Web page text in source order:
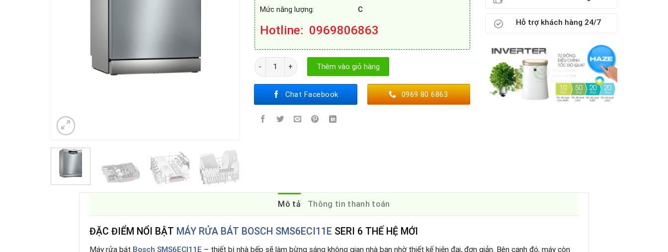
Mức năng lượng: C
Hotline: 0969806863
MÁY RỬA BÁT BOSCH SMS6ECI11E số lượng
Thêm vào giỏ hàng
Chat Facebook 0969 80 6863
Hỗ trợ khách hàng 24/7
Mô tả Thông tin thanh toán
ĐẶC ĐIỂM NỔI BẬT MÁY RỬA BÁT BOSCH SMS6ECI11E SERI 6 THẾ HỆ MỚI
Máy rửa bát Bosch SMS6ECI11E – thiết bị nhà bếp sẽ làm bừng sáng không gian nhà bạn nhờ thiết kế hiện đại, đơn giản. Bên cạnh đó, máy còn